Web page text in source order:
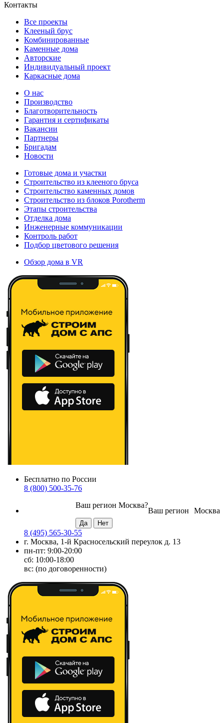
Контакты
Все проекты
Клееный брус
Комбинированные
Каменные дома
Авторские
Индивидуальный проект
Каркасные дома
О нас
Производство
Благотворительность
Гарантия и сертификаты
Вакансии
Партнеры
Бригадам
Новости
Готовые дома и участки
Строительство из клееного бруса
Строительство каменных домов
Строительство из блоков Porotherm
Этапы строительства
Отделка дома
Инженерные коммуникации
Контроль работ
Подбор цветового решения
Обзор дома в VR
Бесплатно по России
8 (800) 500-35-76
Москва
Ваш регион
Ваш регион Москва?
8 (495) 565-30-55
г. Москва, 1-й Красносельский переулок д. 13
пн-пт: 9:00-20:00
сб: 10:00-18:00
вс: (по договоренности)